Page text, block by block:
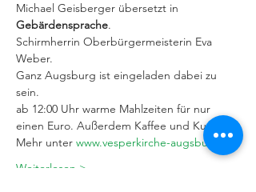
Michael Geisberger übersetzt in
Gebärdensprache.
Schirmherrin Oberbürgermeisterin Eva
Weber.
Ganz Augsburg ist eingeladen dabei zu
sein.
ab 12:00 Uhr warme Mahlzeiten für nur
einen Euro. Außerdem Kaffee und Kuchen.
Mehr unter www.vesperkirche-augsburg.de
Weiterlesen >